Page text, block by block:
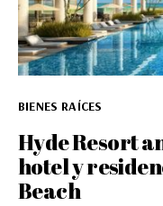
BIENES RAÍCES
Hyde Resort
hotel y
Beach